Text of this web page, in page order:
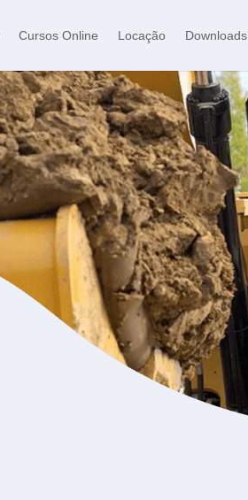
Cursos Online Locação Downloads